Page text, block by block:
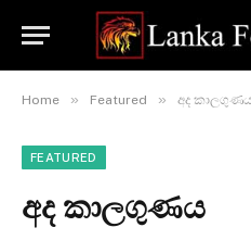
Home » Featured » අද කාලගුණය
FEATURED
අද කාලගුණය